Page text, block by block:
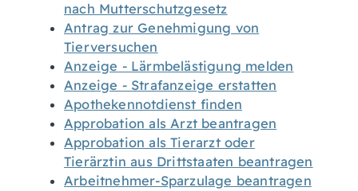
nach Mutterschutzgesetz
Antrag zur Genehmigung von
Tierversuchen
Anzeige - Lärmbelästigung melden
Anzeige - Strafanzeige erstatten
Apothekennotdienst finden
Approbation als Arzt beantragen
Approbation als Tierarzt oder
Tierärztin aus Drittstaaten beantragen
Arbeitnehmer-Sparzulage beantragen